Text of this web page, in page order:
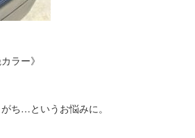
ラー》
ち…というお悩みに。